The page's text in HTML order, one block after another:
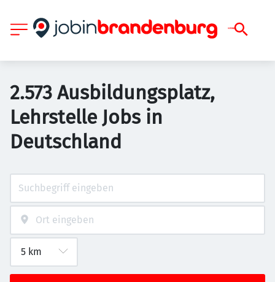
2.573 Ausbildungsplatz,
Lehrstelle Jobs in
Deutschland